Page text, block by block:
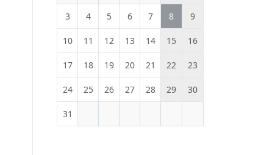
3 4 5 6 7 8 9
10 11 12 13 14 15 16
17 18 19 20 21 22 23
24 25 26 27 28 29 30
31